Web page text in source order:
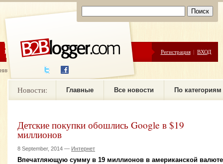
ЦЕНЫ ПОМОЩЬ Регистрация | ВХОД
новостей
Новости: Главные Все новости По категориям
Детские покупки обошлись Google в $19
миллионов
8 September, 2014 — Интернет
Впечатляющую сумму в 19 миллионов в американской валюте